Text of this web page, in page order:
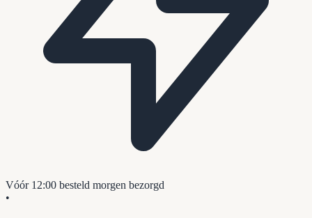
Vóór 12:00 besteld morgen bezorgd
•